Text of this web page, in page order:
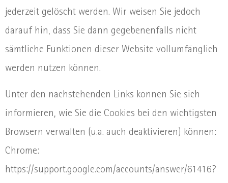
jederzeit gelöscht werden. Wir weisen Sie jedoch
darauf hin, dass Sie dann gegebenenfalls nicht
sämtliche Funktionen dieser Website vollumfänglich
werden nutzen können.
Unter den nachstehenden Links können Sie sich
informieren, wie Sie die Cookies bei den wichtigsten
Browsern verwalten (u.a. auch deaktivieren) können:
Chrome:
https://support.google.com/accounts/answer/61416?